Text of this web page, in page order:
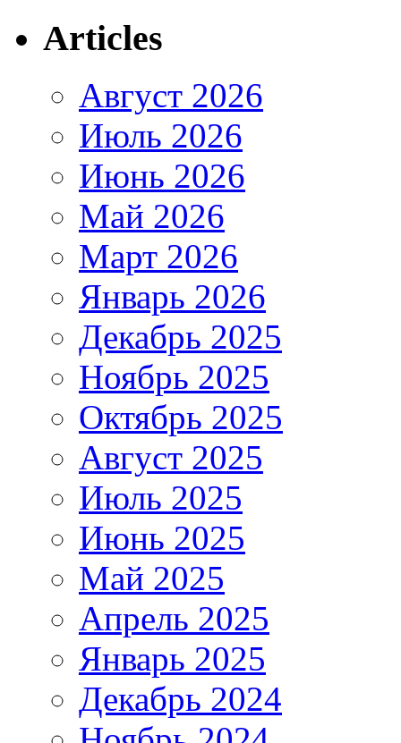
Articles
Август 2026
Июль 2026
Июнь 2026
Май 2026
Март 2026
Январь 2026
Декабрь 2025
Ноябрь 2025
Октябрь 2025
Август 2025
Июль 2025
Июнь 2025
Май 2025
Апрель 2025
Январь 2025
Декабрь 2024